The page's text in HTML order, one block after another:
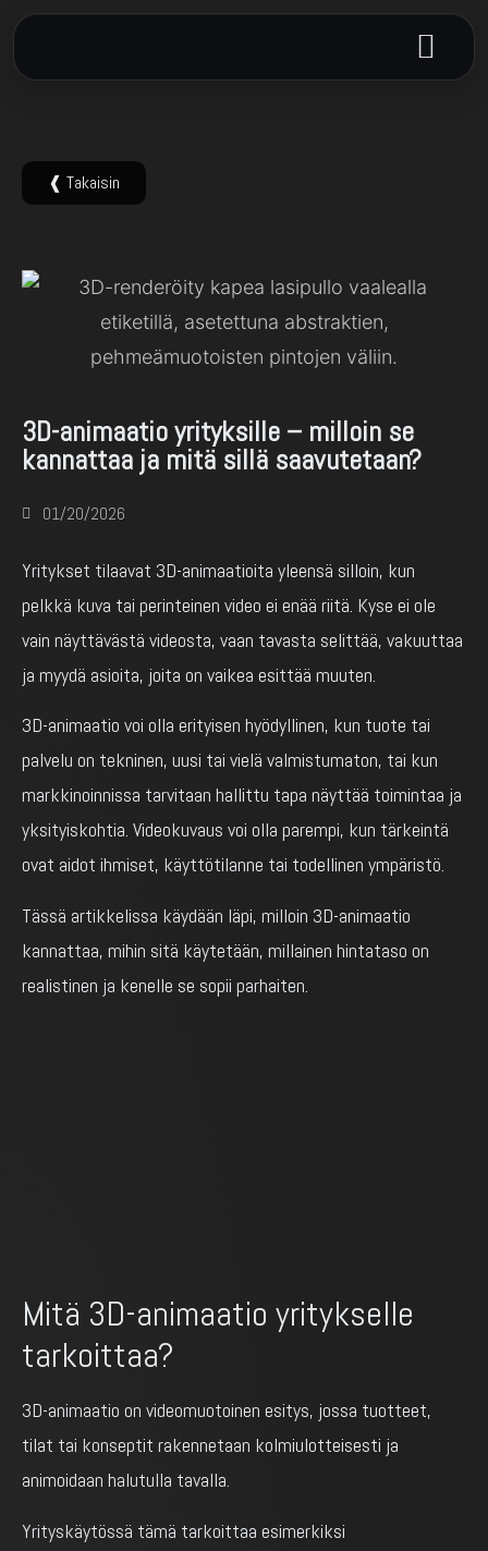
3D-animaatio
❰ Takaisin
3D-animaatio yrityksille – milloin se
kannattaa ja mitä sillä saavutetaan?
01/20/2026
Yritykset tilaavat 3D-animaatioita yleensä silloin, kun
pelkkä kuva tai perinteinen video ei enää riitä. Kyse ei ole
vain näyttävästä videosta, vaan tavasta selittää, vakuuttaa
ja myydä asioita, joita on vaikea esittää muuten.
3D-animaatio voi olla erityisen hyödyllinen, kun tuote tai
palvelu on tekninen, uusi tai vielä valmistumaton, tai kun
markkinoinnissa tarvitaan hallittu tapa näyttää toimintaa ja
yksityiskohtia. Videokuvaus voi olla parempi, kun tärkeintä
ovat aidot ihmiset, käyttötilanne tai todellinen ympäristö.
Tässä artikkelissa käydään läpi, milloin 3D-animaatio
kannattaa, mihin sitä käytetään, millainen hintataso on
realistinen ja kenelle se sopii parhaiten.
Mitä 3D-animaatio yritykselle
tarkoittaa?
3D-animaatio on videomuotoinen esitys, jossa tuotteet,
tilat tai konseptit rakennetaan kolmiulotteisesti ja
animoidaan halutulla tavalla.
Yrityskäytössä tämä tarkoittaa esimerkiksi